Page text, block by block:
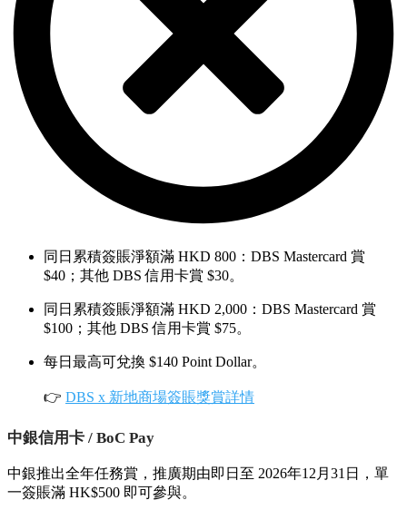
同日累積簽賬淨額滿 HKD 800：DBS Mastercard 賞
$40；其他 DBS 信用卡賞 $30。
同日累積簽賬淨額滿 HKD 2,000：DBS Mastercard 賞
$100；其他 DBS 信用卡賞 $75。
每日最高可兌換 $140 Point Dollar。
👉 DBS x 新地商場簽賬獎賞詳情
中銀信用卡 / BoC Pay
中銀推出全年任務賞，推廣期由即日至 2026年12月31日，單
一簽賬滿 HK$500 即可參與。